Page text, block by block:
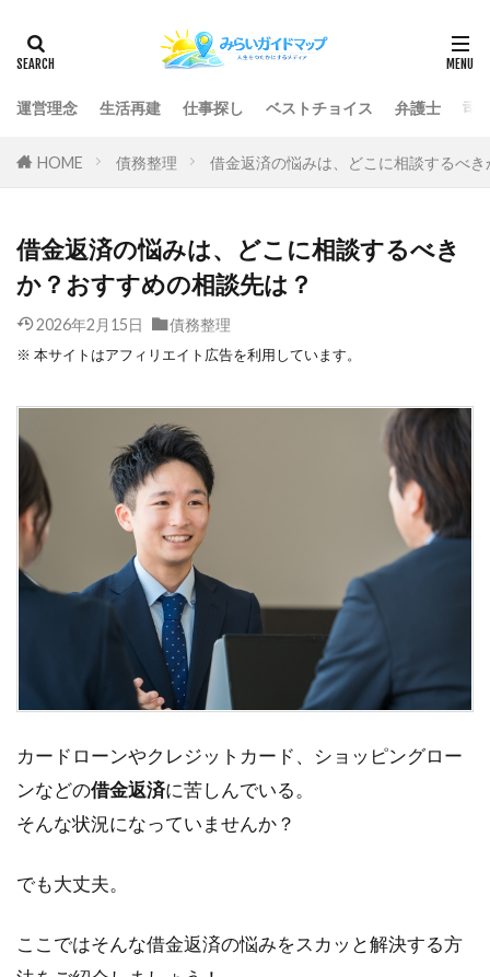
運営理念 生活再建 仕事探し ベストチョイス 弁護士 司
HOME 債務整理 借金返済の悩みは、どこに相談するべ
借金返済の悩みは、どこに相談するべき
か？おすすめの相談先は？
2026年2月15日 債務整理
※ 本サイトはアフィリエイト広告を利用しています。
カードローンやクレジットカード、ショッピングロー
ンなどの借金返済に苦しんでいる。
そんな状況になっていませんか？
でも大丈夫。
ここではそんな借金返済の悩みをスカッと解決する方